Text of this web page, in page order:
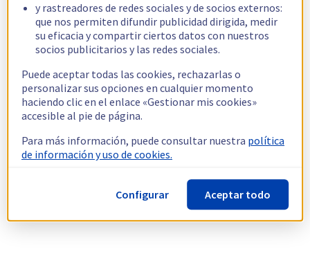
y rastreadores de redes sociales y de socios externos:
que nos permiten difundir publicidad dirigida, medir
su eficacia y compartir ciertos datos con nuestros
socios publicitarios y las redes sociales.
Puede aceptar todas las cookies, rechazarlas o
personalizar sus opciones en cualquier momento
haciendo clic en el enlace «Gestionar mis cookies»
accesible al pie de página.
Para más información, puede consultar nuestra política
de información y uso de cookies.
Configurar Aceptar todo